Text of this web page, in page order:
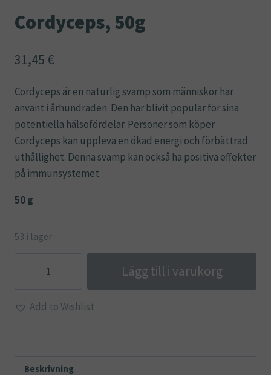
Cordyceps, 50g
31,45 €
Cordyceps är en naturlig svamp som människor har
använt i århundraden. Den har blivit populär för sina
potentiella hälsofördelar. Personer som köper
Cordyceps kan uppleva en ökad energi och förbättrad
uthållighet. Denna svamp kan också ha positiva effekter
på immunsystemet.
50 g
53 i lager
Lägg till i varukorg
Add to Wishlist
Beskrivning